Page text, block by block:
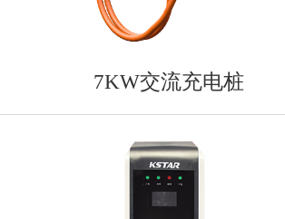
7KW交流充电桩